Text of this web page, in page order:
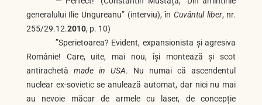
generalului Ilie Ungureanu” (interviu), în Cuvântul liber, nr.
255/29.12.2010, p. 10)
”Sperietoarea? Evident, expansionista și agresiva
Românie! Care, uite, mai nou, își montează și scot
antirachetă made in USA. Nu numai că ascendentul
nuclear ex-sovietic se anulează automat, dar nici nu mai
au nevoie măcar de armele cu laser, de concepție